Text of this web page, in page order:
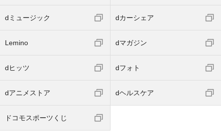
dミュージック dカーシェア
Lemino dマガジン
dヒッツ dフォト
dアニメストア dヘルスケア
ドコモスポーツくじ